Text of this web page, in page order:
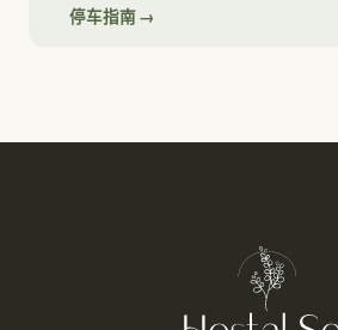
停车指南 →